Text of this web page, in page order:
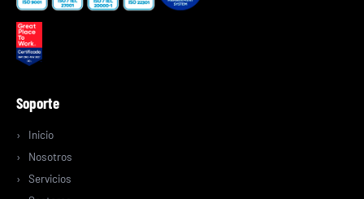
Soporte
Inicio
Nosotros
Servicios